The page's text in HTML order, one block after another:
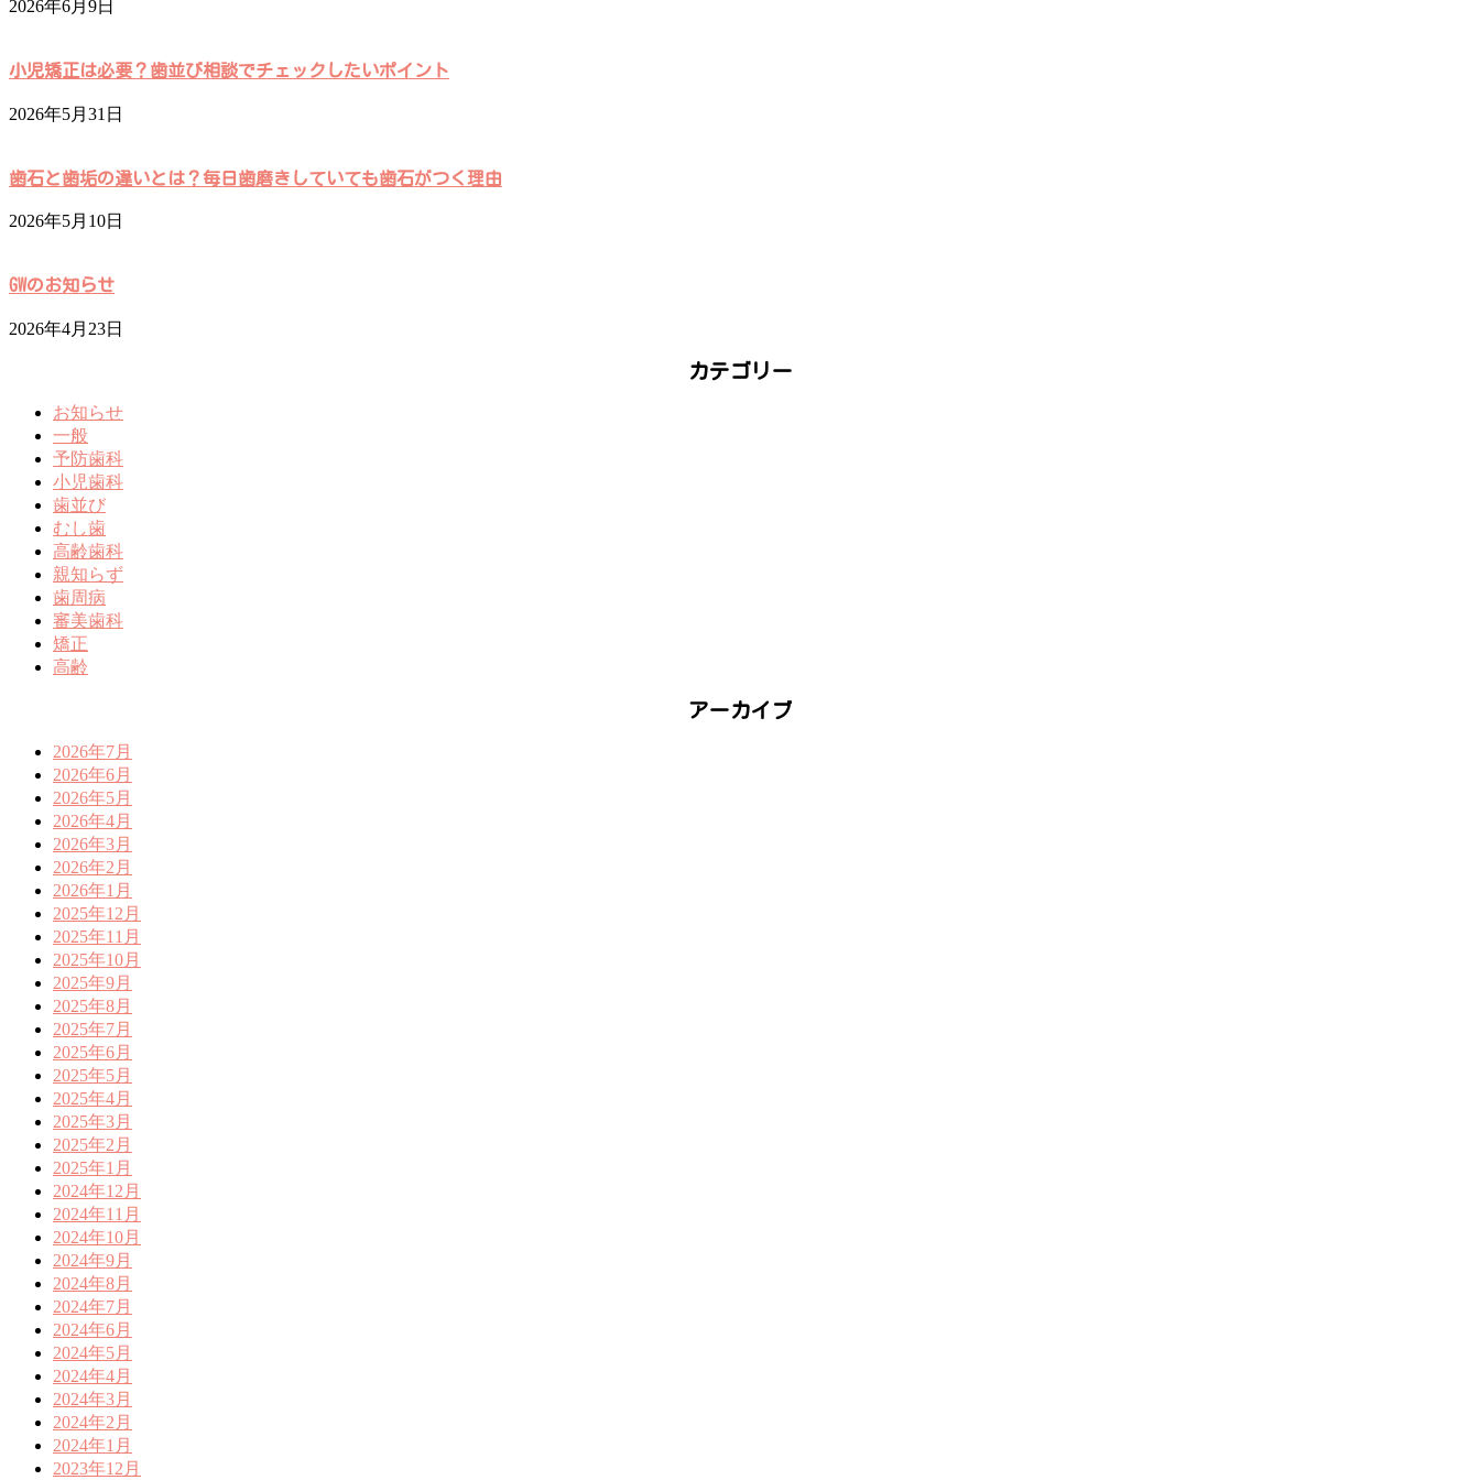
2026年6月9日
小児矯正は必要？歯並び相談でチェックしたいポイント
2026年5月31日
歯石と歯垢の違いとは？毎日歯磨きしていても歯石がつく理由
2026年5月10日
GWのお知らせ
2026年4月23日
カテゴリー
お知らせ
一般
予防歯科
小児歯科
歯並び
むし歯
高齢歯科
親知らず
歯周病
審美歯科
矯正
高齢
アーカイブ
2026年7月
2026年6月
2026年5月
2026年4月
2026年3月
2026年2月
2026年1月
2025年12月
2025年11月
2025年10月
2025年9月
2025年8月
2025年7月
2025年6月
2025年5月
2025年4月
2025年3月
2025年2月
2025年1月
2024年12月
2024年11月
2024年10月
2024年9月
2024年8月
2024年7月
2024年6月
2024年5月
2024年4月
2024年3月
2024年2月
2024年1月
2023年12月